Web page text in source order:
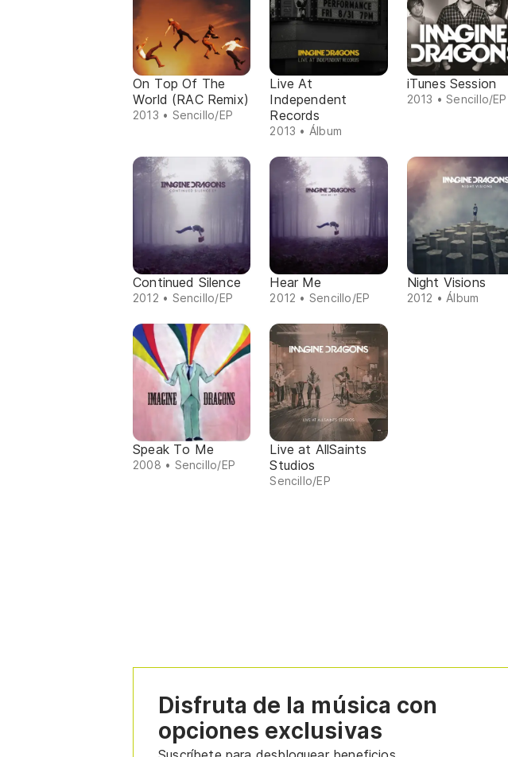
On Top Of The
World (RAC Remix)
2013 • Sencillo/EP
Live At
Independent
Records
2013 • Álbum
iTunes Session
2013 • Sencillo/EP
Continued Silence
2012 • Sencillo/EP
Hear Me
2012 • Sencillo/EP
Night Visions
2012 • Álbum
Speak To Me
2008 • Sencillo/EP
Live at AllSaints
Studios
Sencillo/EP
Disfruta de la música con
opciones exclusivas